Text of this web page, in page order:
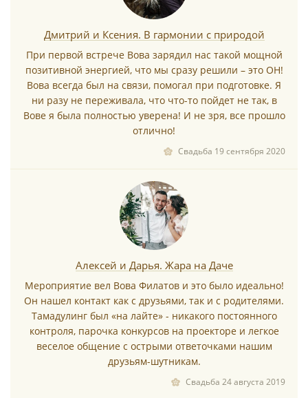
Дмитрий и Ксения. В гармонии с природой
При первой встрече Вова зарядил нас такой мощной
позитивной энергией, что мы сразу решили – это ОН!
Вова всегда был на связи, помогал при подготовке. Я
ни разу не переживала, что что-то пойдет не так, в
Вове я была полностью уверена! И не зря, все прошло
отлично!
Свадьба 19 сентября 2020
Алексей и Дарья. Жара на Даче
Мероприятие вел Вова Филатов и это было идеально!
Он нашел контакт как с друзьями, так и с родителями.
Тамадулинг был «на лайте» - никакого постоянного
контроля, парочка конкурсов на проекторе и легкое
веселое общение с острыми ответочками нашим
друзьям-шутникам.
Свадьба 24 августа 2019